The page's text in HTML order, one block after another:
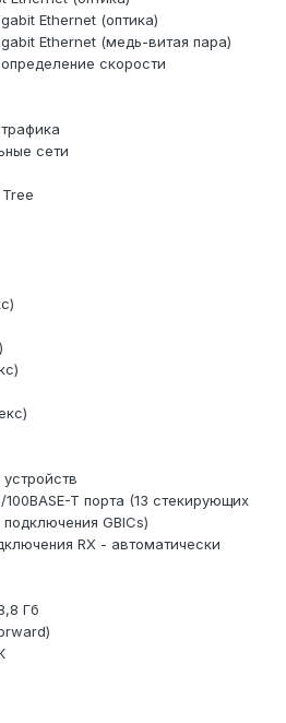
Ethernet (оптика)
Ethernet (медь-витая пара)
скорости
сети
Tree
T порта (13 стекирующих
GBICs)
RX - автоматически
Гб